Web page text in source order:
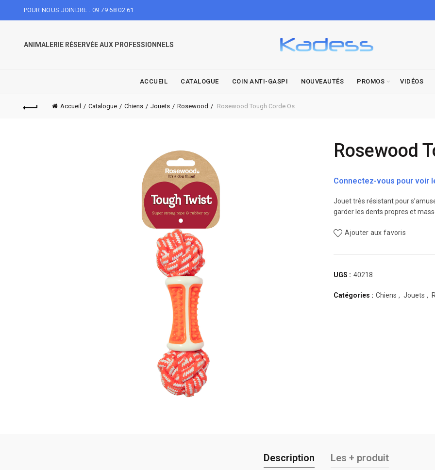
POUR NOUS JOINDRE : 09 79 68 02 61
ANIMALERIE RÉSERVÉE AUX PROFESSIONNELS
ACCUEIL CATALOGUE COIN ANTI-GASPI NOUVEAUTÉS PROMOS VIDÉOS
Accueil Catalogue Chiens Jouets Rosewood Rosewood Tough Corde Os
Rosewood
Connectez-vous pour voir
Jouet très résistant pour
garder les dents propres et
Ajouter aux favoris
UGS : 40218
Catégories : Chiens , Jouets ,
Description Les + produit